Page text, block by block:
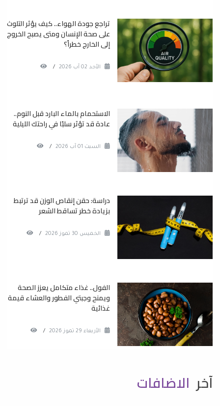
تراجع جودة الهواء.. كيف يؤثر التلوث
على صحة الإنسان ومتى يصبح الخروج
إلى الخارج خطراً؟
الأحد 02 آب 2026 /
الاستحمام بالماء البارد قبل النوم..
عادة قد تؤثر سلبًا في راحتك الليلية
السبت 01 آب 2026 /
دراسة: حقن إنقاص الوزن قد ترتبط
بزيادة خطر تساقط الشعر
الخميس 30 تموز 2026 /
الفول.. غذاء متكامل يعزز الصحة
ويمنح وجبتي الفطور والعشاء قيمة
غذائية
الأربعاء 29 تموز 2026 /
آخر الاضافات